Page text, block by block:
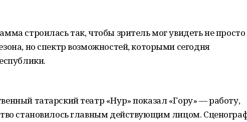
строилась так, чтобы зритель мог увидеть не просто
но спектр возможностей, которыми сегодня
татарский театр «Нур» показал «Гору» — работу,
становилось главным действующим лицом.